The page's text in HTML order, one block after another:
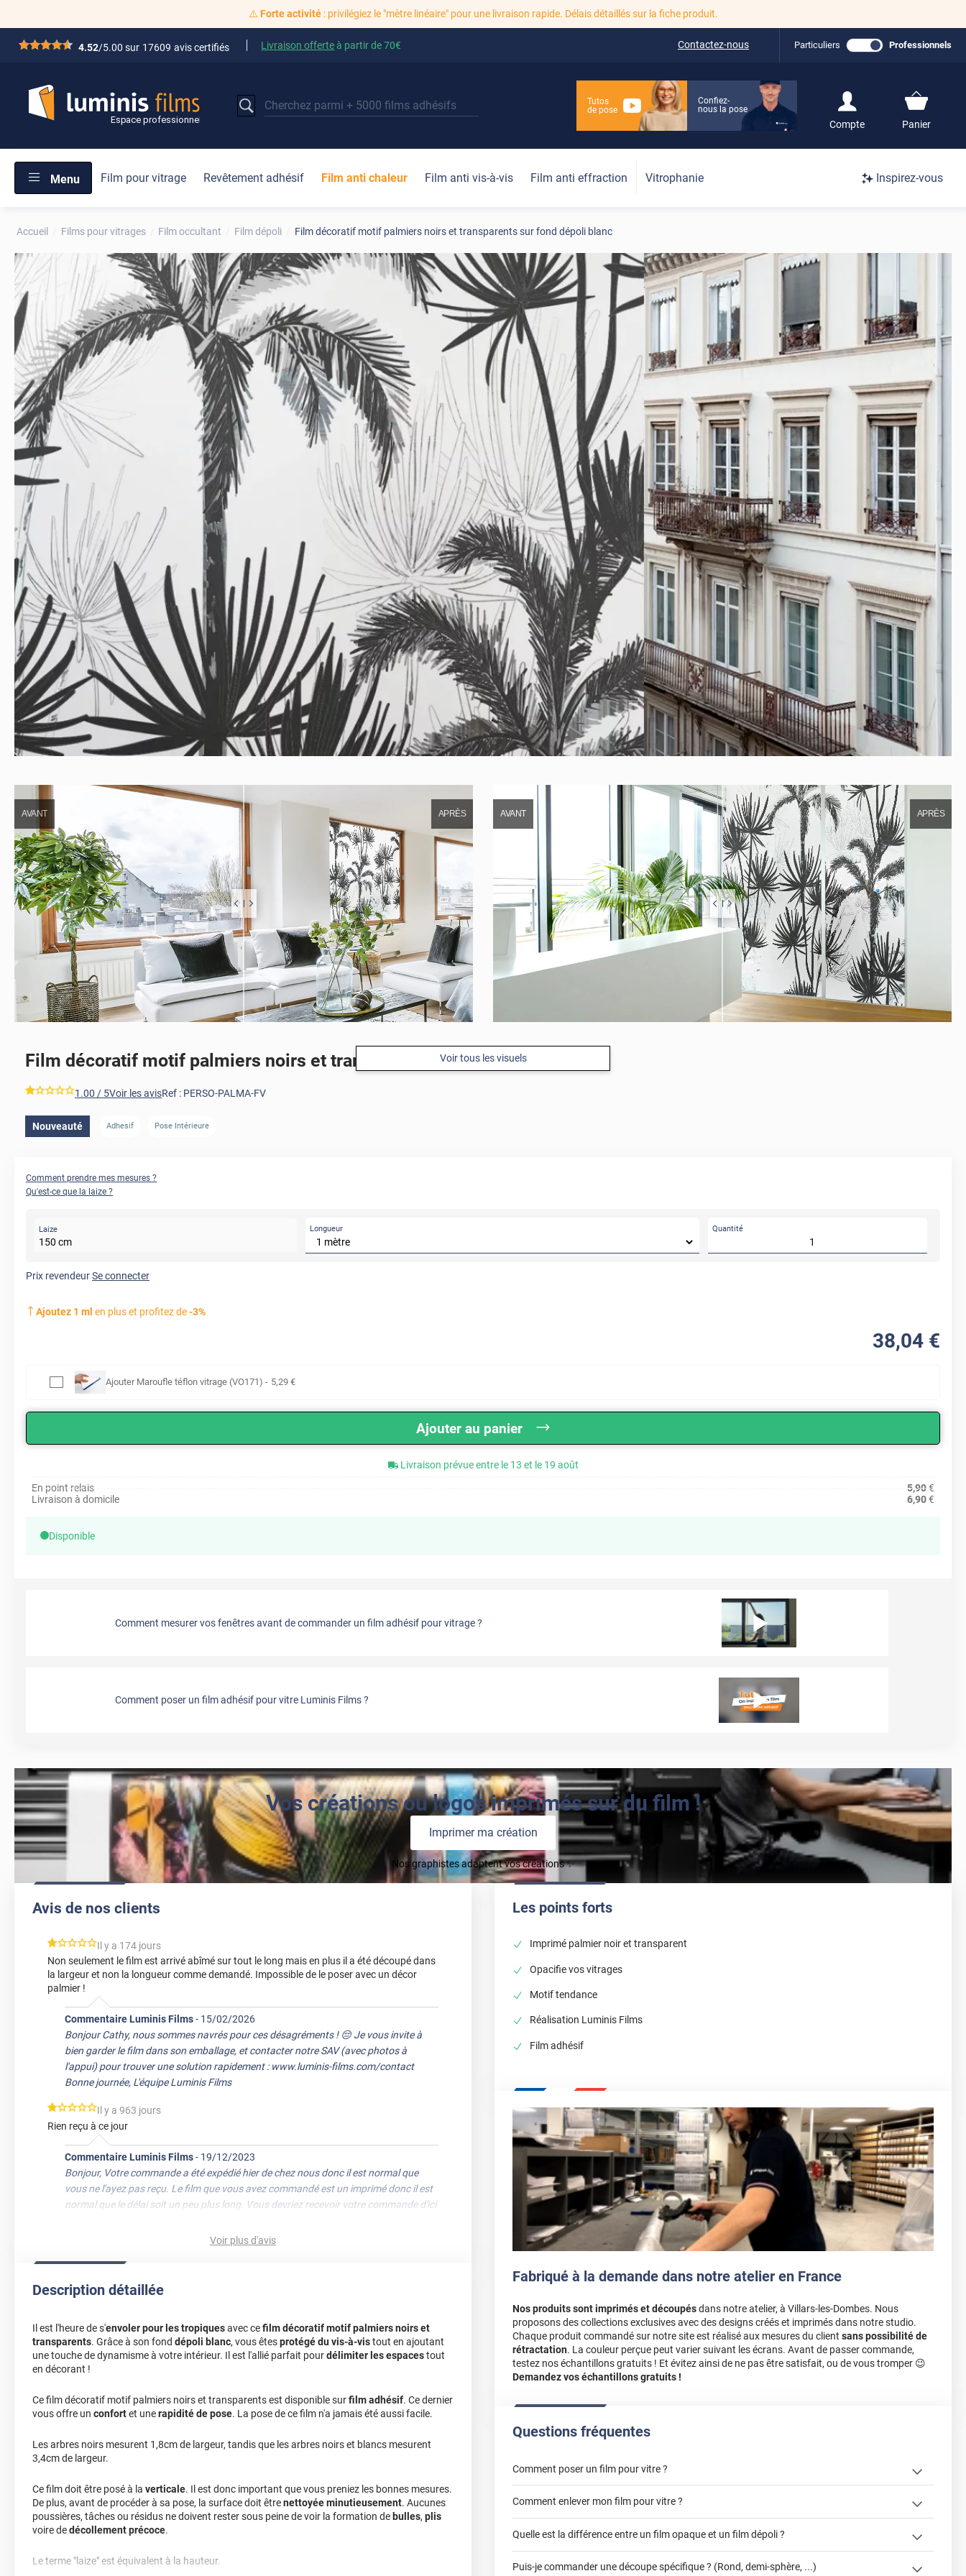
⚠️ Forte activité: privilégiez le "mètre linéaire" pour une livraison rapide. Délais détaillés sur la fiche produit.
*****4.52/5.00 sur 17609 avis certifiés Livraison offerteà partir de70€ Contactez-nous Particuliers Professionnels
Tutos
de pose
Confiez-
nous la pose
Compte
S'inscrire / Se
Panier
Menu Film pour vitrage Revêtement adhésif Film anti chaleur Film anti vis-à-vis Film anti effraction Vitrophanie Inspirez-vous
Accueil Films pour vitrages Film occultant Film dépoli Film décoratif motif palmiers noirs et transparents sur fond dépoli blanc
AVANT APRÈS AVANT APRÈS
APRÈS
Voir tous les visuels
Film décoratif motif palmiers noirs et transparents sur fond dépoli blanc
***** 1.00 / 5Voir les avisRef : PERSO-PALMA-FV
Nouveauté Adhesif Pose Intérieure
Comment prendre mes mesures ?
Qu'est-ce que la laize ?
Laize
150 cm
Longueur Quantité
Prix revendeurSe connecter
Ajoutez 1 ml en plus et profitez de-3%
38,04 €
Ajouter Maroufle téflon vitrage (VO171) - 5,29 €
Ajouter au panier
Livraison prévue entre le 13 et le 19 août
En point relais
5,90€
Livraison à domicile
6,90€
Disponible
Comment mesurer vos fenêtres avant de commander un film adhésif pour vitrage ?
Comment poser un film adhésif pour vitre Luminis Films ?
Vos créations ou logos imprimés sur du film !
Imprimer ma création
Nos graphistes adaptent vos créations ✨
Avis de nos clients
*****
Il y a 174 jours
Non seulement le film est arrivé abîmé sur tout le long mais en plus il a été découpé dans
la largeur et non la longueur comme demandé. Impossible de le poser avec un décor
palmier !
Commentaire Luminis Films- 15/02/2026
Bonjour Cathy, nous sommes navrés pour ces désagréments ! 😔 Je vous invite à
bien garder le film dans son emballage, et contacter notre SAV (avec photos à
l'appui) pour trouver une solution rapidement : www.luminis-films.com/contact
Bonne journée, L'équipe Luminis Films
*****
Il y a 963 jours
Rien reçu à ce jour
Commentaire Luminis Films- 19/12/2023
Bonjour, Votre commande a été expédié hier de chez nous donc il est normal que
vous ne l'ayez pas reçu. Le film que vous avez commandé est un imprimé donc il est
normal que le délai soit un peu plus long. Vous devriez recevoir votre commande d'ici
Voir plus d'avis
Description détaillée
Il est l'heure de s'envoler pour les tropiquesavec cefilm décoratif motif palmiers noirs et
transparents. Grâce à son fond dépoli blanc, vous êtesprotégé du vis-à-vistout en ajoutant
une touche de dynamisme à votre intérieur. Il est l'allié parfait pourdélimiter les espacestout
en décorant !
Ce film décoratif motif palmiers noirs et transparents est disponible surfilm adhésif. Ce dernier
vous offre un confortet unerapidité de pose. La pose de ce film n'a jamais été aussi facile.
Les arbres noirs mesurent 1,8cm de largeur, tandis que les arbres noirs et blancs mesurent
3,4cm de largeur.
Ce film doit être posé à la verticale. Il est donc important que vous preniez les bonnes mesures.
De plus, avant de procéder à sa pose, la surface doit êtrenettoyée minutieusement. Aucunes
poussières, tâches ou résidus ne doivent rester sous peine de voir la formation de bulles, plis
voire dedécollement précoce.
Le terme "laize" est équivalent à la hauteur.
Les points forts
Imprimé palmier noir et transparent
Opacifie vos vitrages
Motif tendance
Réalisation Luminis Films
Film adhésif
Fabriqué à la demande dans notre atelier en France
Nos produits sont imprimés et découpésdans notre atelier, à Villars-les-Dombes. Nous
proposons des collections exclusives avec des designs créés et imprimés dans notre studio.
Chaque produit commandé sur notre site est réalisé aux mesures du client sans possibilité de
rétractation. La couleur perçue peut varier suivant les écrans. Avant de passer commande,
testez nos échantillons gratuits ! Et évitez ainsi de ne pas être satisfait, ou de vous tromper 😉
Demandez vos échantillons gratuits !
Questions fréquentes
Comment poser un film pour vitre ?
cet article
Comment enlever mon film pour vitre ?
enlever et stocker votre film
Quelle est la différence entre un film opaque et un film dépoli ?
Puis-je commander une découpe spécifique ? (Rond, demi-sphère, ...)